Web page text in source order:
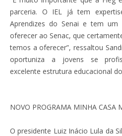
parceria. O IEL já tem
Aprendizes do Senai e tem um
oferecer ao Senac, que
temos a oferecer”, ressaltou
oportuniza a jovens se
excelente estrutura educacional
NOVO PROGRAMA MINHA CASA
O presidente Luiz Inácio Lula da